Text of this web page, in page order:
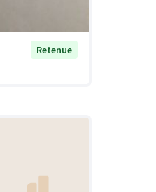
Retenue